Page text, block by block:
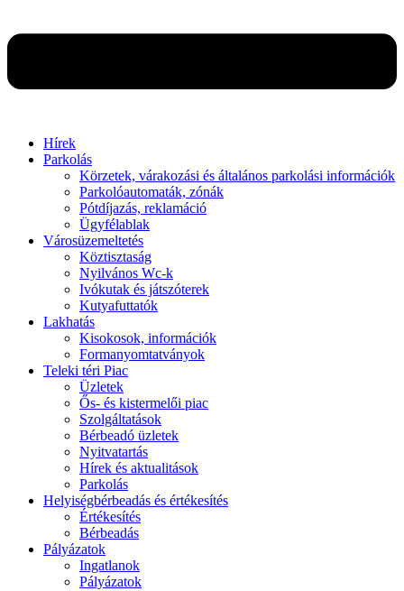
Hírek
Parkolás
Körzetek, várakozási és általános parkolási információk
Parkolóautomaták, zónák
Pótdíjazás, reklamáció
Ügyfélablak
Városüzemeltetés
Köztisztaság
Nyilvános Wc-k
Ivókutak és játszóterek
Kutyafuttatók
Lakhatás
Kisokosok, információk
Formanyomtatványok
Teleki téri Piac
Üzletek
Ős- és kistermelői piac
Szolgáltatások
Bérbeadó üzletek
Nyitvatartás
Hírek és aktualitások
Parkolás
Helyiségbérbeadás és értékesítés
Értékesítés
Bérbeadás
Pályázatok
Ingatlanok
Pályázatok